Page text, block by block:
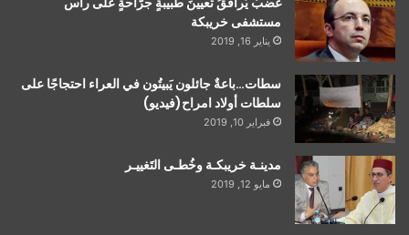
مستشفى خريبكة
يناير 16, 2019
سطات…باعةٌ جائلون يَبيتُون في العراء احتجاجًا على
سلطات أولاد امراح(فيديو)
فبراير 10, 2019
مدينـة خريبكـة وخُطـى التَغييـر
مايو 12, 2019